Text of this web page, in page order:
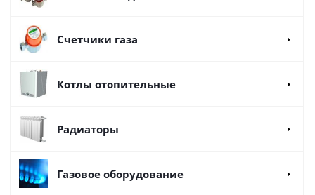
Счетчики газа
Котлы отопительные
Радиаторы
Газовое оборудование